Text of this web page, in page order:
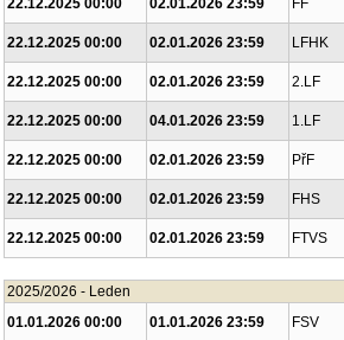
22.12.2025 00:00
02.01.2026 23:59 FF
22.12.2025 00:00
02.01.2026 23:59 LFHK
22.12.2025 00:00
02.01.2026 23:59 2.LF
22.12.2025 00:00
04.01.2026 23:59 1.LF
22.12.2025 00:00
02.01.2026 23:59 PřF
22.12.2025 00:00
02.01.2026 23:59 FHS
22.12.2025 00:00
02.01.2026 23:59 FTVS
2025/2026 - Leden
01.01.2026 00:00
01.01.2026 23:59 FSV